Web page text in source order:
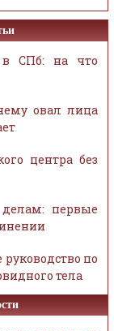
в СПб: на что
овал лица
центра без
первые
по
тела